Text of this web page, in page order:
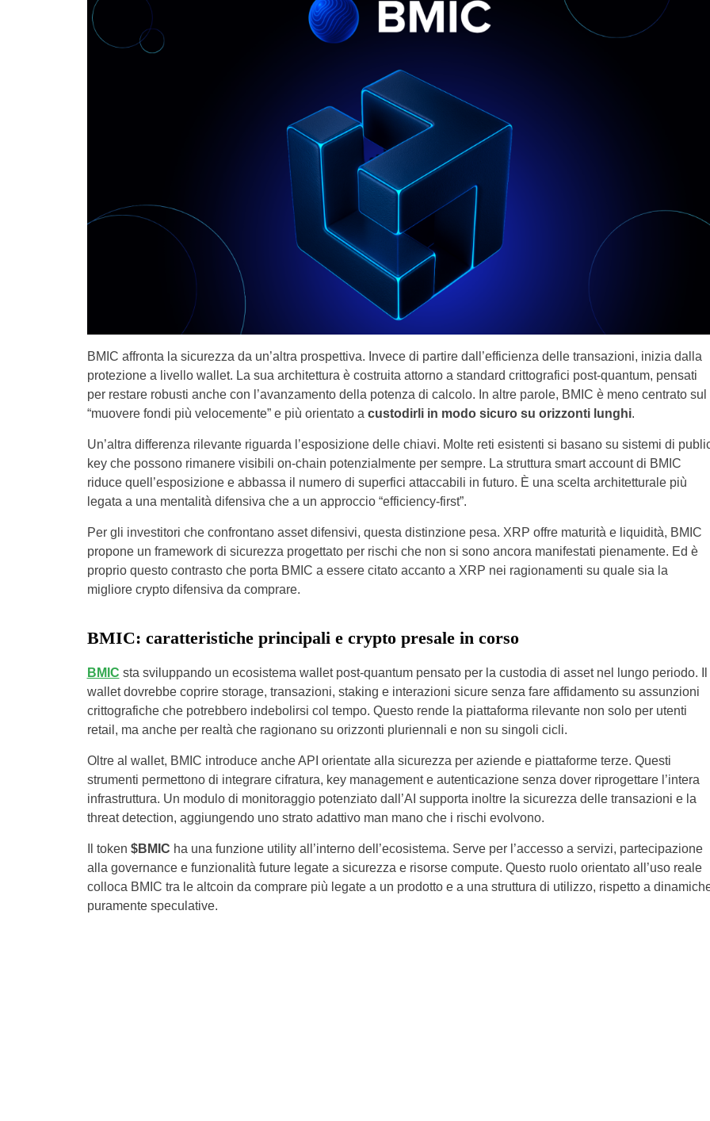
BMIC affronta la sicurezza da un’altra prospettiva. Invece di partire dall’efficienza delle transazioni, inizia dalla
protezione a livello wallet. La sua architettura è costruita attorno a standard crittografici post-quantum, pensati
per restare robusti anche con l’avanzamento della potenza di calcolo. In altre parole, BMIC è meno centrato sul
“muovere fondi più velocemente” e più orientato a custodirli in modo sicuro su orizzonti lunghi.
Un’altra differenza rilevante riguarda l’esposizione delle chiavi. Molte reti esistenti si basano su sistemi di
key che possono rimanere visibili on-chain potenzialmente per sempre. La struttura smart account di BMIC
riduce quell’esposizione e abbassa il numero di superfici attaccabili in futuro. È una scelta architetturale più
legata a una mentalità difensiva che a un approccio “efficiency-first”.
Per gli investitori che confrontano asset difensivi, questa distinzione pesa. XRP offre maturità e liquidità, BMIC
propone un framework di sicurezza progettato per rischi che non si sono ancora manifestati pienamente. Ed è
proprio questo contrasto che porta BMIC a essere citato accanto a XRP nei ragionamenti su quale sia la
migliore crypto difensiva da comprare.
BMIC: caratteristiche principali e crypto presale in corso
BMIC sta sviluppando un ecosistema wallet post-quantum pensato per la custodia di asset nel lungo periodo. Il
wallet dovrebbe coprire storage, transazioni, staking e interazioni sicure senza fare affidamento su assunzioni
crittografiche che potrebbero indebolirsi col tempo. Questo rende la piattaforma rilevante non solo per utenti
retail, ma anche per realtà che ragionano su orizzonti pluriennali e non su singoli cicli.
Oltre al wallet, BMIC introduce anche API orientate alla sicurezza per aziende e piattaforme terze. Questi
strumenti permettono di integrare cifratura, key management e autenticazione senza dover riprogettare l’intera
infrastruttura. Un modulo di monitoraggio potenziato dall’AI supporta inoltre la sicurezza delle transazioni e la
threat detection, aggiungendo uno strato adattivo man mano che i rischi evolvono.
Il token $BMIC ha una funzione utility all’interno dell’ecosistema. Serve per l’accesso a servizi, partecipazione
alla governance e funzionalità future legate a sicurezza e risorse compute. Questo ruolo orientato all’uso reale
colloca BMIC tra le altcoin da comprare più legate a un prodotto e a una struttura di utilizzo, rispetto a
puramente speculative.